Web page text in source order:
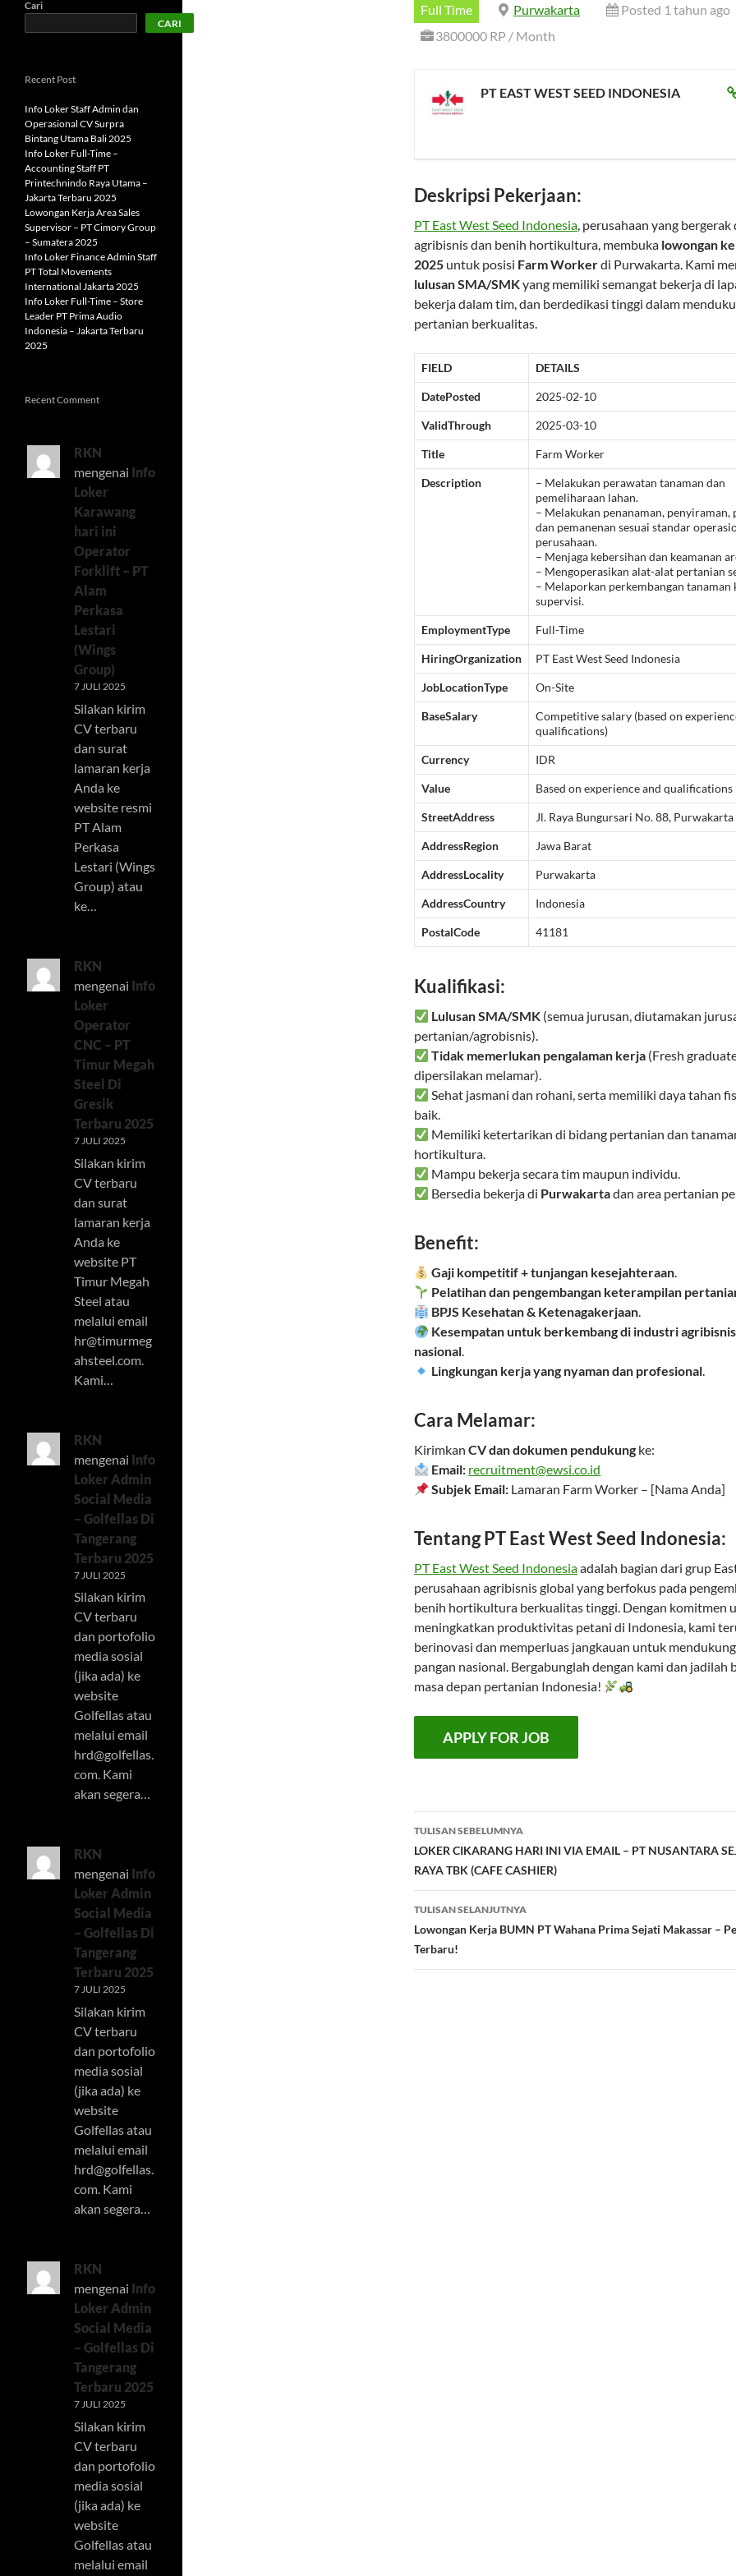
Full Time Purwakarta
Posted 1 tahun ago
3800000 RP / Month
PT EAST WEST SEED INDONESIA
Deskripsi Pekerjaan:
PT East West Seed Indonesia, perusahaan yang bergerak
agribisnis dan benih hortikultura, membuka lowongan
2025 untuk posisi Farm Workerdi Purwakarta. Kami
lulusan SMA/SMKyang memiliki semangat bekerja di
bekerja dalam tim, dan berdedikasi tinggi dalam
pertanian berkualitas.
FIELD DETAILS
DatePosted 2025-02-10
ValidThrough 2025-03-10
Title Farm Worker
Description
– Melakukan perawatan tanaman dan
pemeliharaan lahan.
– Melakukan penanaman, penyiraman,
dan pemanenan sesuai standar
perusahaan.
– Menjaga kebersihan dan keamanan
– Mengoperasikan alat-alat pertanian
– Melaporkan perkembangan tanaman
supervisi.
EmploymentType Full-Time
HiringOrganization PT East West Seed Indonesia
JobLocationType On-Site
BaseSalary
Competitive salary (based on
qualifications)
Currency IDR
Value Based on experience and qualifications
StreetAddress Jl. Raya Bungursari No. 88, Purwakarta
AddressRegion Jawa Barat
AddressLocality Purwakarta
AddressCountry Indonesia
PostalCode 41181
Kualifikasi:
Lulusan SMA/SMK (semua jurusan, diutamakan
pertanian/agrobisnis).
Tidak memerlukan pengalaman kerja (Fresh
dipersilakan melamar).
Sehat jasmani dan rohani, serta memiliki daya tahan
baik.
Memiliki ketertarikan di bidang pertanian dan
hortikultura.
Mampu bekerja secara tim maupun individu.
Bersedia bekerja di Purwakartadan area pertanian
Benefit:
Gaji kompetitif + tunjangan kesejahteraan.
Pelatihan dan pengembangan keterampilan
BPJS Kesehatan & Ketenagakerjaan.
Kesempatan untuk berkembang di industri
nasional.
Lingkungan kerja yang nyaman dan profesional.
Cara Melamar:
Kirimkan CV dan dokumen pendukung ke:
Email: recruitment@ewsi.co.id
Subjek Email: Lamaran Farm Worker – [Nama Anda]
Tentang PT East West Seed Indonesia:
PT East West Seed Indonesiaadalah bagian dari grup
perusahaan agribisnis global yang berfokus pada
benih hortikultura berkualitas tinggi. Dengan komitmen
meningkatkan produktivitas petani di Indonesia, kami
berinovasi dan memperluas jangkauan untuk
pangan nasional. Bergabunglah dengan kami dan jadilah
masa depan pertanian Indonesia!
Navigasi
Tulisan
TULISAN SEBELUMNYA
LOKER CIKARANG HARI INI VIA EMAIL – PT NUSANTARA
RAYA TBK (CAFE CASHIER)
TULISAN SELANJUTNYA
Lowongan Kerja BUMN PT Wahana Prima Sejati Makassar –
Terbaru!
Cari
CARI
Recent Post
Info Loker Staff Admin dan
Operasional CV Surpra
Bintang Utama Bali 2025
Info Loker Full-Time –
Accounting Staff PT
Printechnindo Raya Utama –
Jakarta Terbaru 2025
Lowongan Kerja Area Sales
Supervisor – PT Cimory Group
– Sumatera 2025
Info Loker Finance Admin Staff
PT Total Movements
International Jakarta 2025
Info Loker Full-Time – Store
Leader PT Prima Audio
Indonesia – Jakarta Terbaru
2025
Recent Comment
RKN
mengenai Info
Loker
Karawang
hari ini
Operator
Forklift – PT
Alam
Perkasa
Lestari
(Wings
Group)
7 JULI 2025
Silakan kirim
CV terbaru
dan surat
lamaran kerja
Anda ke
website resmi
PT Alam
Perkasa
Lestari (Wings
Group) atau
ke…
RKN
mengenai Info
Loker
Operator
CNC – PT
Timur Megah
Steel Di
Gresik
Terbaru 2025
7 JULI 2025
Silakan kirim
CV terbaru
dan surat
lamaran kerja
Anda ke
website PT
Timur Megah
Steel atau
melalui email
hr@timurmeg
ahsteel.com
Kami…
RKN
mengenai Info
Loker Admin
Social Media
– Golfellas Di
Tangerang
Terbaru 2025
7 JULI 2025
Silakan kirim
CV terbaru
dan portofolio
media sosial
(jika ada) ke
website
Golfellas atau
melalui email
hrd@golfellas.
com. Kami
akan segera…
RKN
mengenai Info
Loker Admin
Social Media
– Golfellas Di
Tangerang
Terbaru 2025
7 JULI 2025
Silakan kirim
CV terbaru
dan portofolio
media sosial
(jika ada) ke
website
Golfellas atau
melalui email
hrd@golfellas.
com. Kami
akan segera…
RKN
mengenai Info
Loker Admin
Social Media
– Golfellas Di
Tangerang
Terbaru 2025
7 JULI 2025
Silakan kirim
CV terbaru
dan portofolio
media sosial
(jika ada) ke
website
Golfellas atau
melalui email